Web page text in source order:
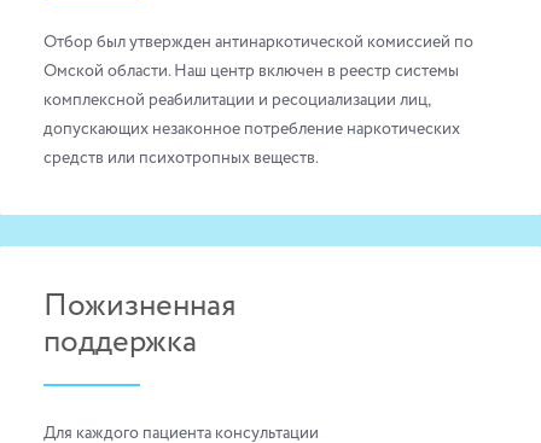
Отбор был утвержден антинаркотической комиссией по
Омской области. Наш центр включен в реестр системы
комплексной реабилитации и ресоциализации лиц,
допускающих незаконное потребление наркотических
средств или психотропных веществ.
Пожизненная
поддержка
Для каждого пациента консультации